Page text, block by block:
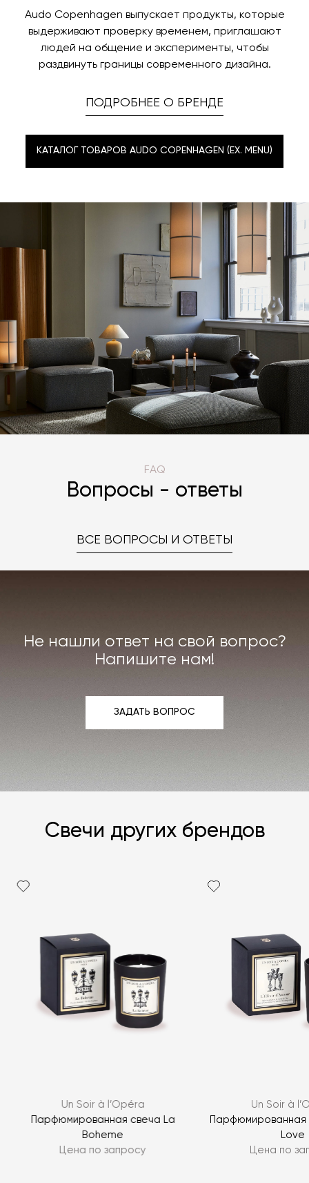
Audo Copenhagen выпускает продукты, которые
выдерживают проверку временем, приглашают
людей на общение и эксперименты, чтобы
раздвинуть границы современного дизайна.
ПОДРОБНЕЕ О БРЕНДЕ
КАТАЛОГ ТОВАРОВ AUDO COPENHAGEN (EX. MENU)
FAQ
Вопросы - ответы
ВСЕ ВОПРОСЫ И ОТВЕТЫ
Не нашли ответ на свой вопрос?
Напишите нам!
ЗАДАТЬ ВОПРОС
ЗАДАТЬ ВОПРОС
ЗАДАТЬ ВОПРОС
Свечи других брендов
Un Soir à l’Opéra
Парфюмированная свеча La
Boheme
Цена по запросу
Un Soir à
Парфюмированная
Love
Цена по